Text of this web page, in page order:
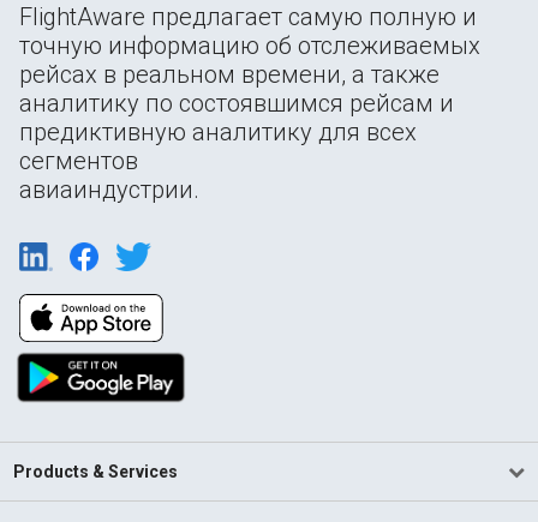
FlightAware предлагает самую полную и
точную информацию об отслеживаемых
рейсах в реальном времени, а также
аналитику по состоявшимся рейсам и
предиктивную аналитику для всех
сегментов
авиаиндустрии.
Products & Services